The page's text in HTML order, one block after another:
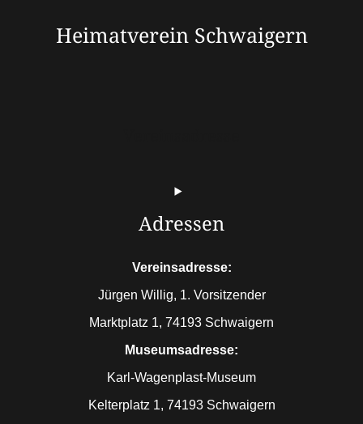
Heimatverein Schwaigern
Adressen
Vereinsadresse:
Jürgen Willig, 1. Vorsitzender
Marktplatz 1, 74193 Schwaigern
Museumsadresse:
Karl-Wagenplast-Museum
Kelterplatz 1, 74193 Schwaigern